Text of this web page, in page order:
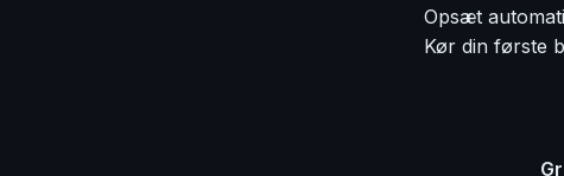
Opsæt
Kør din første